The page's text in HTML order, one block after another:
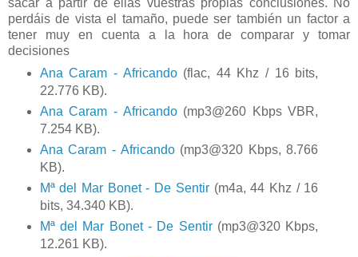
perdáis de vista el tamaño, puede ser también un factor a
tener muy en cuenta a la hora de comparar y tomar
decisiones
Ana Caram - Africando(flac, 44 Khz / 16 bits,
22.776 KB).
Ana Caram - Africando(mp3@260 Kbps VBR,
7.254 KB).
Ana Caram - Africando(mp3@320 Kbps, 8.766
KB).
Mª del Mar Bonet - De Sentir(m4a, 44 Khz / 16
bits, 34.340 KB).
Mª del Mar Bonet - De Sentir(mp3@320 Kbps,
12.261 KB).